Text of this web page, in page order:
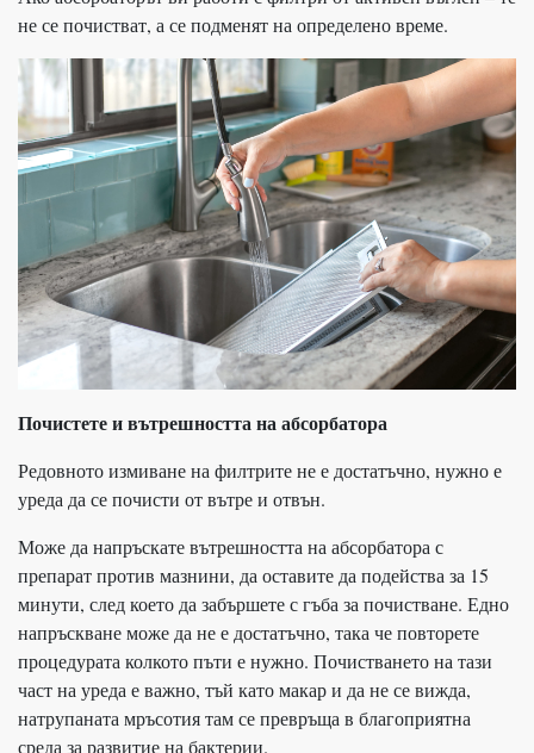
не се почистват, а се подменят на определено време.
Почистете и вътрешността на абсорбатора
Редовното измиване на филтрите не е достатъчно, нужно е
уреда да се почисти от вътре и отвън.
Може да напръскате вътрешността на абсорбатора с
препарат против мазнини, да оставите да подейства за 15
минути, след което да забършете с гъба за почистване. Едно
напръскване може да не е достатъчно, така че повторете
процедурата колкото пъти е нужно. Почистването на тази
част на уреда е важно, тъй като макар и да не се вижда,
натрупаната мръсотия там се превръща в благоприятна
среда за развитие на бактерии.